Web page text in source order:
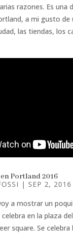
razones. Es una
a mi gusto de
las tiendas, los
Portland 2016
| SEP 2, 2016
a mostrar un
en la plaza
square. Se celebra